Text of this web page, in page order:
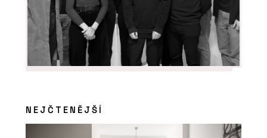
NEJČTENĚJŠÍ